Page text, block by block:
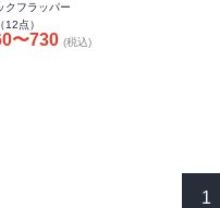
クフラッパー
12点）
〜730 (税込)
1